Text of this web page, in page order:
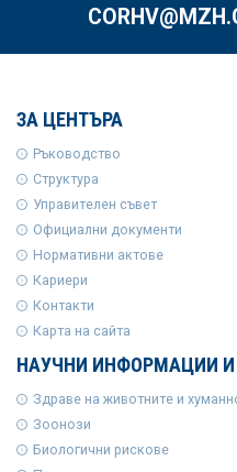
ЗА ЦЕНТЪРА
Ръководство
Структура
Управителен съвет
Официални документи
Нормативни актове
Кариери
Контакти
Карта на сайта
НАУЧНИ ИНФОРМАЦИИ
Здраве на животните и
Зоонози
Биологични рискове